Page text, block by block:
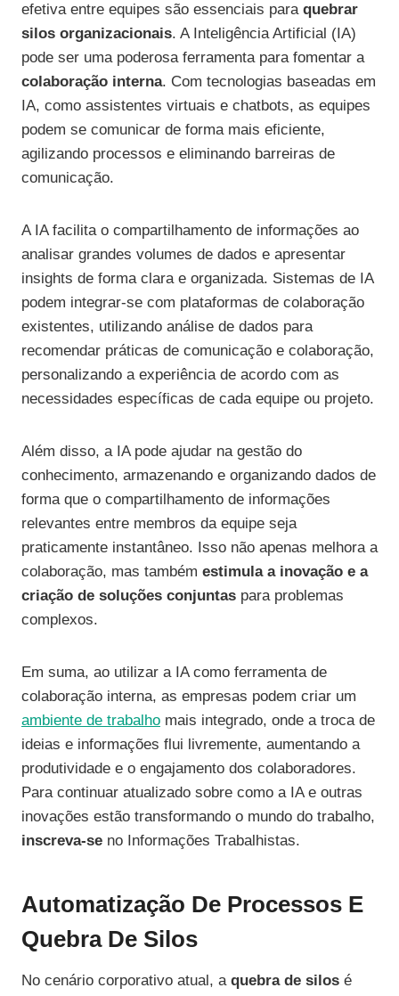
efetiva entre equipes são essenciais para quebrar
silos organizacionais. A Inteligência Artificial (IA)
pode ser uma poderosa ferramenta para fomentar a
colaboração interna. Com tecnologias baseadas em
IA, como assistentes virtuais e chatbots, as equipes
podem se comunicar de forma mais eficiente,
agilizando processos e eliminando barreiras de
comunicação.
A IA facilita o compartilhamento de informações ao
analisar grandes volumes de dados e apresentar
insights de forma clara e organizada. Sistemas de IA
podem integrar-se com plataformas de colaboração
existentes, utilizando análise de dados para
recomendar práticas de comunicação e colaboração,
personalizando a experiência de acordo com as
necessidades específicas de cada equipe ou projeto.
Além disso, a IA pode ajudar na gestão do
conhecimento, armazenando e organizando dados de
forma que o compartilhamento de informações
relevantes entre membros da equipe seja
praticamente instantâneo. Isso não apenas melhora a
colaboração, mas também estimula a inovação e a
criação de soluções conjuntas para problemas
complexos.
Em suma, ao utilizar a IA como ferramenta de
colaboração interna, as empresas podem criar um
ambiente de trabalho mais integrado, onde a troca de
ideias e informações flui livremente, aumentando a
produtividade e o engajamento dos colaboradores.
Para continuar atualizado sobre como a IA e outras
inovações estão transformando o mundo do trabalho,
inscreva-se no Informações Trabalhistas.
Automatização De Processos E
Quebra De Silos
No cenário corporativo atual, a quebra de silos é